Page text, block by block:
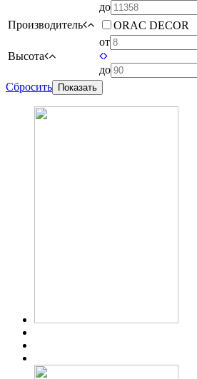
до
Производитель
ORAC DECOR
Высота
от
до
Сбросить
Показать